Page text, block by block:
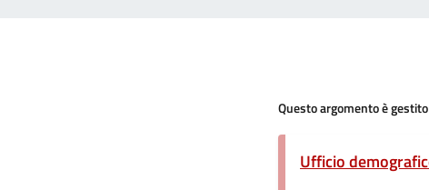
Questo argomento è
Ufficio